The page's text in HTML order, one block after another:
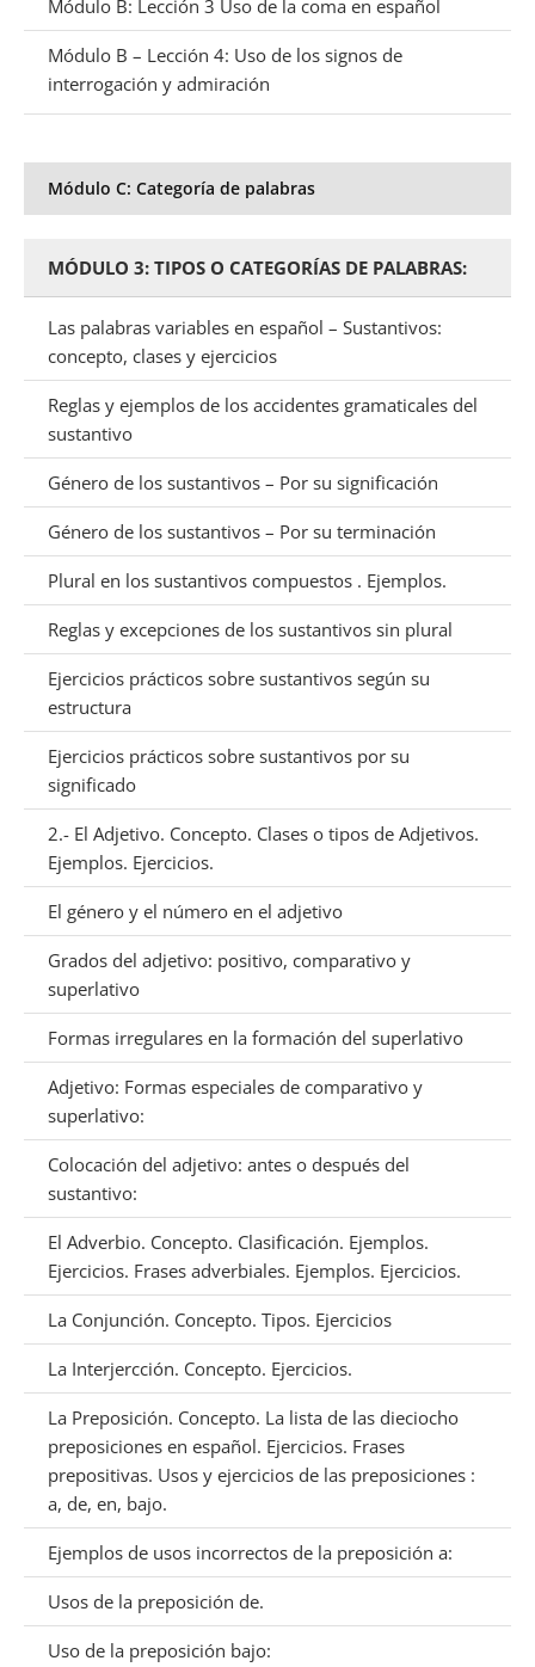
Módulo B: Lección 3 Uso de la coma en español
Módulo B – Lección 4: Uso de los signos de
interrogación y admiración
Módulo C: Categoría de palabras
MÓDULO 3: TIPOS O CATEGORÍAS DE PALABRAS:
Las palabras variables en español – Sustantivos:
concepto, clases y ejercicios
Reglas y ejemplos de los accidentes gramaticales del
sustantivo
Género de los sustantivos – Por su significación
Género de los sustantivos – Por su terminación
Plural en los sustantivos compuestos . Ejemplos.
Reglas y excepciones de los sustantivos sin plural
Ejercicios prácticos sobre sustantivos según su
estructura
Ejercicios prácticos sobre sustantivos por su
significado
2.- El Adjetivo. Concepto. Clases o tipos de Adjetivos.
Ejemplos. Ejercicios.
El género y el número en el adjetivo
Grados del adjetivo: positivo, comparativo y
superlativo
Formas irregulares en la formación del superlativo
Adjetivo: Formas especiales de comparativo y
superlativo:
Colocación del adjetivo: antes o después del
sustantivo:
El Adverbio. Concepto. Clasificación. Ejemplos.
Ejercicios. Frases adverbiales. Ejemplos. Ejercicios.
La Conjunción. Concepto. Tipos. Ejercicios
La Interjercción. Concepto. Ejercicios.
La Preposición. Concepto. La lista de las dieciocho
preposiciones en español. Ejercicios. Frases
prepositivas. Usos y ejercicios de las preposiciones :
a, de, en, bajo.
Ejemplos de usos incorrectos de la preposición a:
Usos de la preposición de.
Uso de la preposición bajo: